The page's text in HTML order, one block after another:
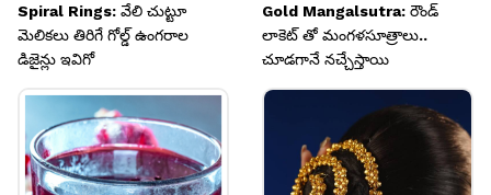
Spiral Rings: వేలి చుట్టూ
మెలికలు తిరిగే గోల్డ్ ఉంగరాల
డిజైన్లు ఇవిగో
Gold Mangalsutra: రౌండ్
లాకెట్ తో మంగళసూత్రాలు..
చూడగానే నచ్చేస్తాయి